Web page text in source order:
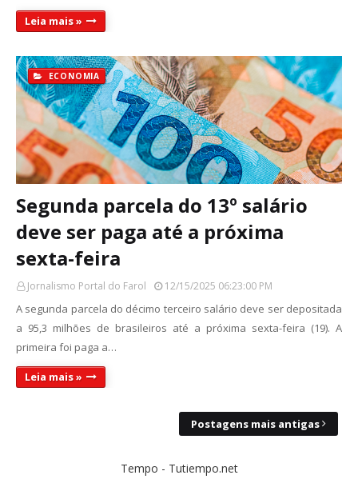
Leia mais »
ECONOMIA
Segunda parcela do 13º salário
deve ser paga até a próxima
sexta-feira
Jornalismo Portal do Farol 12/15/2025 06:23:00 PM
A segunda parcela do décimo terceiro salário deve ser depositada
a 95,3 milhões de brasileiros até a próxima sexta-feira (19). A
primeira foi paga a…
Leia mais »
Postagens mais antigas
Tempo - Tutiempo.net